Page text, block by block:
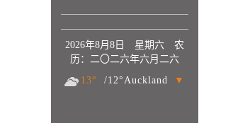
2026年8月8日 星期六 农
历：二〇二六年六月二六
13°
/12°Auckland ▼